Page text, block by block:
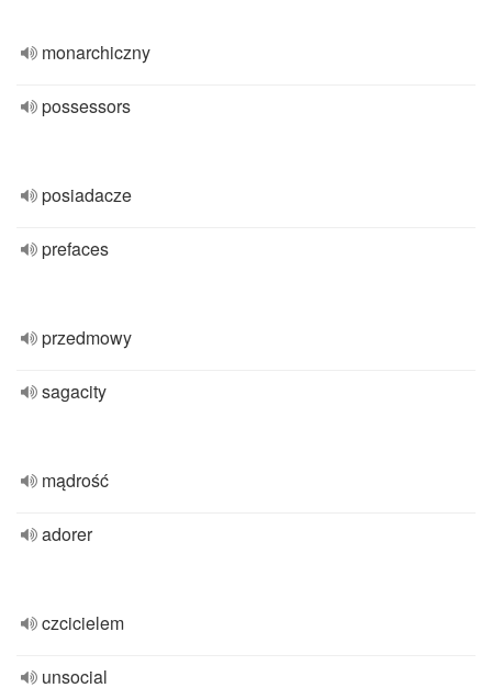
monarchiczny
possessors
posiadacze
prefaces
przedmowy
sagacity
mądrość
adorer
czcicielem
unsocial